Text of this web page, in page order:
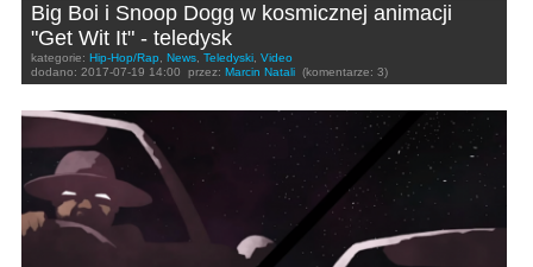
Big Boi i Snoop Dogg w kosmicznej animacji
"Get Wit It" - teledysk
kategorie: Hip-Hop/Rap, News, Teledyski, Video
dodano: 2017-07-19 14:00 przez: Marcin Natali (komentarze: 3)